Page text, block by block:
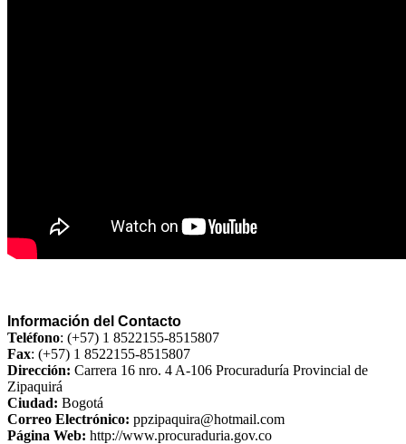
Información del Contacto
Teléfono: (+57) 1 8522155-8515807
Fax: (+57) 1 8522155-8515​807
Dirección: Carrera 16 nro. 4 A-106 Procuraduría Provincial de
Zipaquirá
Ciudad: Bogotá
Correo Electrónico: ppzipaquira@hotmail.com
Página Web: http://www.procuraduria.gov.co